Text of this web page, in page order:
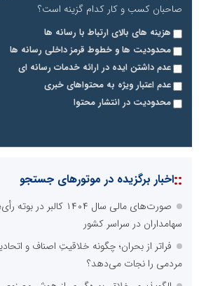
صاحبان کسب و کار کدام گزینه است؟
هزینه های بالای ارتباط با رسانه ها
محدودیت ها و خطوط قرمز داخلی رسانه ها
عدم داشتن ایده در ارائه خدمات رسانه ای
عدم اعتبار ویژه به محتواهای خبری
محدودیت در انتشار محتوا
::اخبار برگزیده در موتورهای جستجو
صورت‌های مالی سال ۱۴۰۴
سهامداران در سراسر کشور
فراتر از بحران؛ چگونه خلاقیتِ اصناف و
مردمی را نجات می‌دهد؟